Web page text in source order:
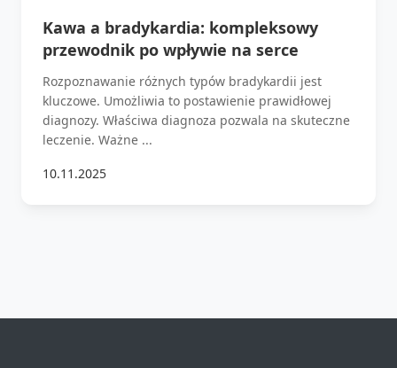
Kawa a bradykardia: kompleksowy
przewodnik po wpływie na serce
Rozpoznawanie różnych typów bradykardii jest
kluczowe. Umożliwia to postawienie prawidłowej
diagnozy. Właściwa diagnoza pozwala na skuteczne
leczenie. Ważne ...
10.11.2025